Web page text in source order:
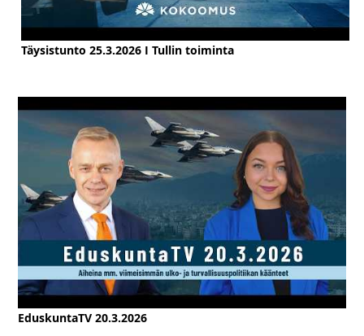
Täysistunto 25.3.2026 I Tullin toiminta
EduskuntaTV 20.3.2026